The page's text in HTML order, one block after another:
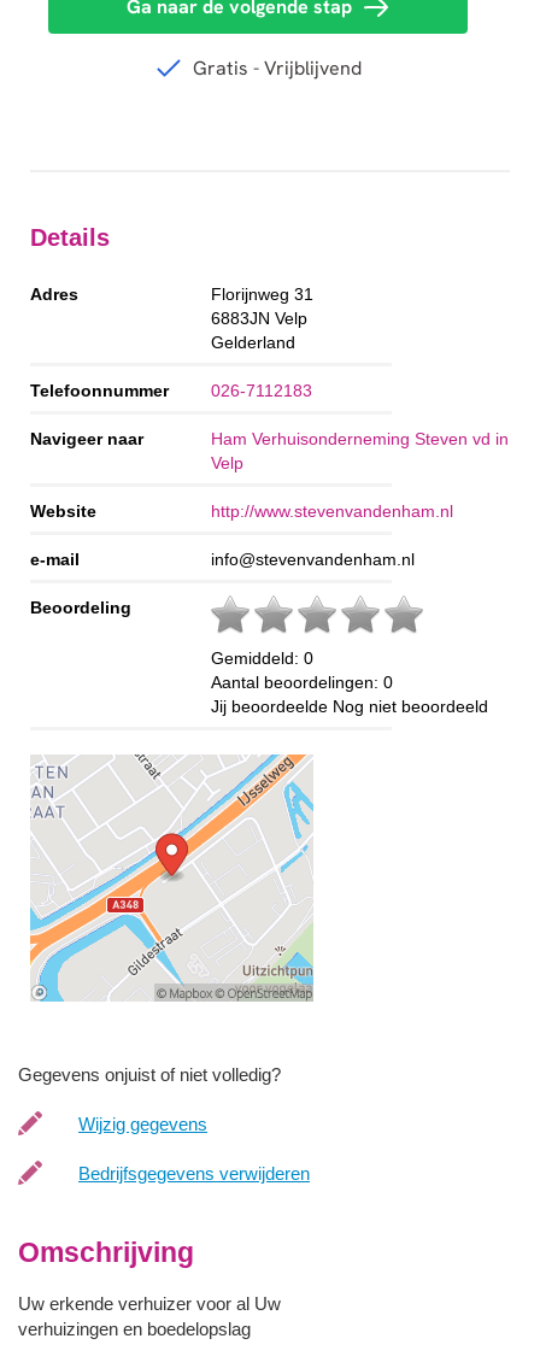
Details
Adres
Florijnweg 31
6883JN Velp
Gelderland
Telefoonnummer 026-7112183
Navigeer naar
Ham Verhuisonderneming Steven vd in
Velp
Website http://www.stevenvandenham.nl
e-mail info@stevenvandenham.nl
Beoordeling
Gemiddeld: 0
Aantal beoordelingen: 0
Jij beoordeelde Nog niet beoordeeld
Gegevens onjuist of niet volledig?
Wijzig gegevens
Bedrijfsgegevens verwijderen
Omschrijving
Uw erkende verhuizer voor al Uw
verhuizingen en boedelopslag